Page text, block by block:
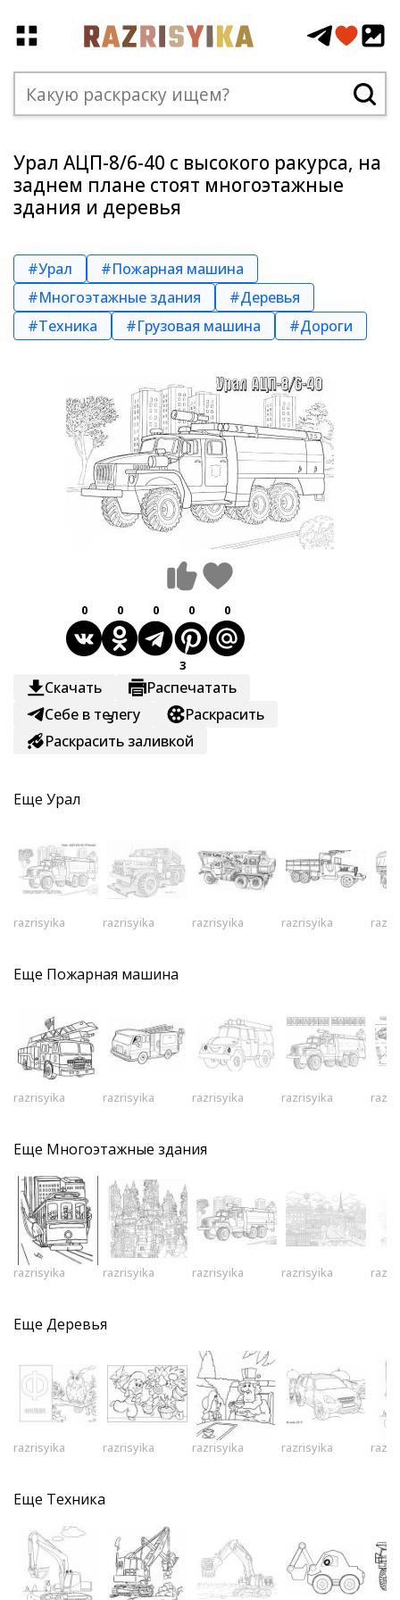
Урал АЦП-8/6-40 с высокого ракурса, на
заднем плане стоят многоэтажные
здания и деревья
#Урал
#Пожарная машина
#Многоэтажные здания
#Деревья
#Техника
#Грузовая машина #Дороги
0 0 0 0 0
Скачать
3
Распечатать
Себе в телегу
Раскрасить
3
Раскрасить заливкой
Еще Урал
razrisyika razrisyika razrisyika razrisyika
Еще Пожарная машина
razrisyika razrisyika razrisyika razrisyika
Еще Многоэтажные здания
razrisyika razrisyika razrisyika razrisyika
Еще Деревья
razrisyika razrisyika razrisyika razrisyika
Еще Техника